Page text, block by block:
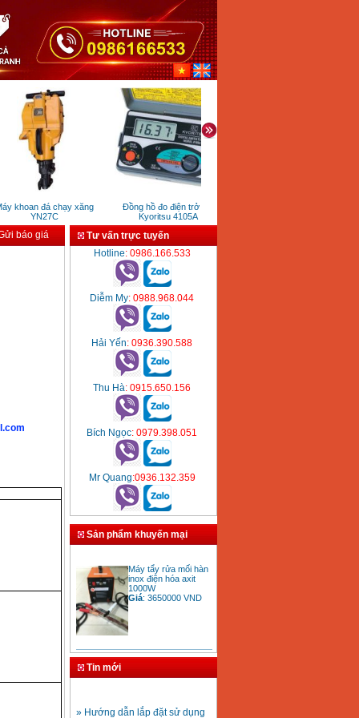
khoan đá chạy xăng
YN27C
Đồng hồ đo điện trở đất
Kyoritsu 4105A
báo giá
Tư vấn trực tuyến
Hotline: 0986.166.533
Diễm My: 0988.968.044
Hải Yến: 0936.390.588
Thu Hà: 0915.650.156
Bích Ngọc: 0979.398.051
Mr Quang:0936.132.359
Sản phẩm khuyến mại
inox điện hóa axit
1000W
Giá:3650000
Bảng giá mũi khoan
Tin mới
máy hàn ống nhựa HDPE